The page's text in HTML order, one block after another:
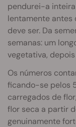
pendurei-a
lentamente antes
deve ser. Da
semanas: um
vegetativa,
Os números
ficando-se pelos
carregados de
flor seca a partir
genuinamente